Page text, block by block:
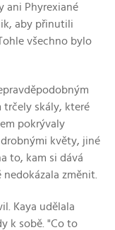
ani Phyrexiané
aby přinutili
všechno bylo
trčely skály, které
pokrývaly
květy, jiné
to, kam si dává
změnit.
Kaya udělala
k sobě. "Co to